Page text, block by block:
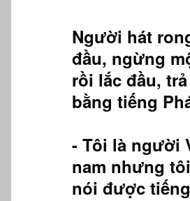
Người hát
đầu, ngừng
rồi lắc đầu,
bằng tiếng
- Tôi là người
nam nhưng
nói được